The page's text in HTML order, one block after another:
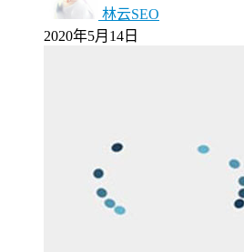
林云SEO
2020年5月14日